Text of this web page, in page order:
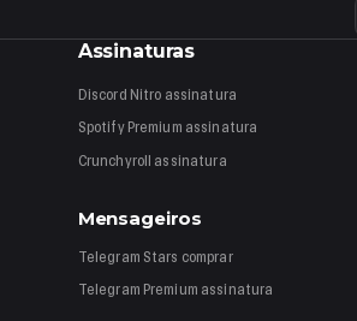
Assinaturas
Discord Nitro assinatura
Spotify Premium assinatura
Crunchyroll assinatura
Mensageiros
Telegram Stars comprar
Telegram Premium assinatura